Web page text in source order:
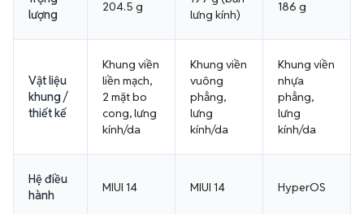
lượng
204.5 g
lưng kính)
186 g
Vật liệu
khung /
thiết kế
Khung viền
liền mạch,
2 mặt bo
cong, lưng
kính/da
Khung viền
vuông
phẳng,
lưng
kính/da
Khung viền
nhựa
phẳng,
lưng
kính/da
Hệ điều
hành
MIUI 14 MIUI 14 HyperOS